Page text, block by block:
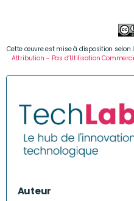
Cette œuvre est mise à disposition selon
Attribution – Pas d’Utilisation
Auteur